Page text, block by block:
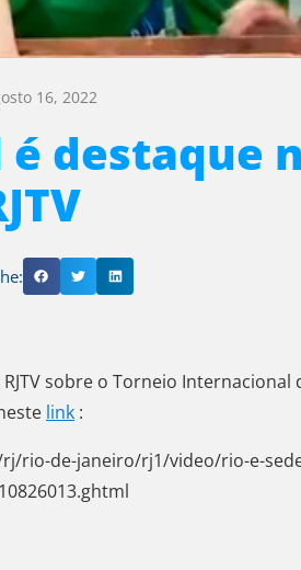
16, 2022
destaque
sobre o Torneio Internacional
link :
rio-de-janeiro/rj1/video/rio-e-